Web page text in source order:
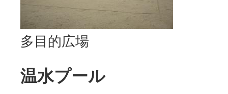
多目的広場
温水プール